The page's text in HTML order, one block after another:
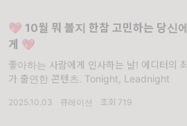
💖 10월 뭐 볼지 한참 고민하는 당신에
게 💖
좋아하는 사람에게 인사하는 날! 에디터의
가 출연한 콘텐츠. Tonight, Leadnight
2025.10.03 큐레이션 조회 719